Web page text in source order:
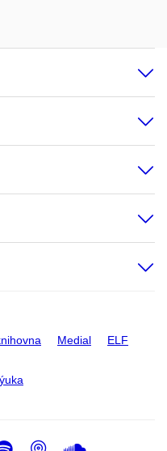
Medial ELF